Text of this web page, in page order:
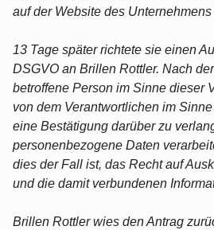
auf der Website des Unternehmens
13 Tage später richtete sie einen
DSGVO an Brillen Rottler. Nach
betroffene Person im Sinne dieser
von dem Verantwortlichen im
eine Bestätigung darüber zu
personenbezogene Daten
dies der Fall ist, das Recht auf
und die damit verbundenen
Brillen Rottler wies den Antrag